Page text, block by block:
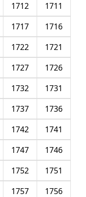
1711
1712
1716
1717
1721
1722
1726
1727
1731
1732
1736
1737
1741
1742
1746
1747
1751
1752
1756
1757